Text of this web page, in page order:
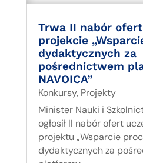
Trwa II nabór
projekcie
dydaktycznych za
pośrednictwem
NAVOICA”
Konkursy, Projekty
Minister Nauki i
ogłosił II nabór ofert
projektu „Wsparcie
dydaktycznych za